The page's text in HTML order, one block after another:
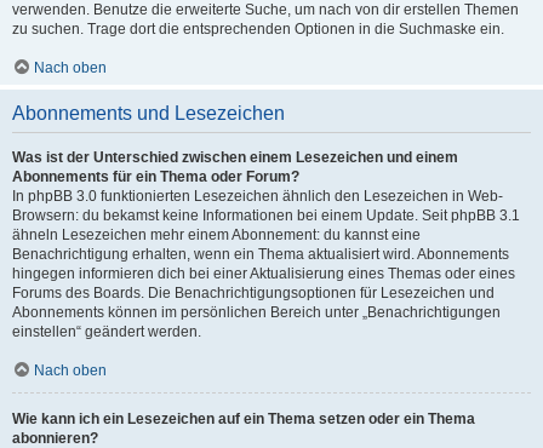
verwenden. Benutze die erweiterte Suche, um nach von dir erstellen Themen
zu suchen. Trage dort die entsprechenden Optionen in die Suchmaske ein.
Nach oben
Abonnements und Lesezeichen
Was ist der Unterschied zwischen einem Lesezeichen und einem
Abonnements für ein Thema oder Forum?
In phpBB 3.0 funktionierten Lesezeichen ähnlich den Lesezeichen in Web-
Browsern: du bekamst keine Informationen bei einem Update. Seit phpBB 3.1
ähneln Lesezeichen mehr einem Abonnement: du kannst eine
Benachrichtigung erhalten, wenn ein Thema aktualisiert wird. Abonnements
hingegen informieren dich bei einer Aktualisierung eines Themas oder eines
Forums des Boards. Die Benachrichtigungsoptionen für Lesezeichen und
Abonnements können im persönlichen Bereich unter „Benachrichtigungen
einstellen“ geändert werden.
Nach oben
Wie kann ich ein Lesezeichen auf ein Thema setzen oder ein Thema
abonnieren?